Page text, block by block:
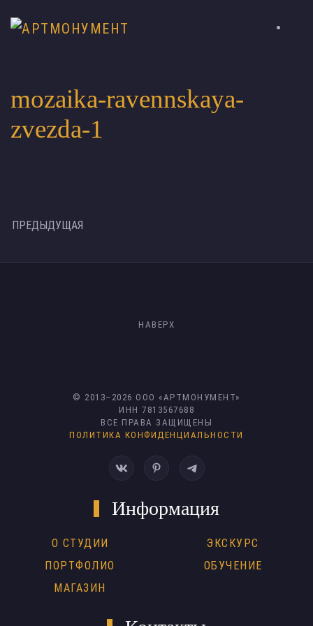
mozaika-ravennskaya-
zvezda-1
ПРЕДЫДУЩАЯ
НАВЕРХ
© 2013– 2026 ООО «АРТМОНУМЕНТ»
ИНН 7813567688
ВСЕ ПРАВА ЗАЩИЩЕНЫ
ПОЛИТИКА КОНФИДЕНЦИАЛЬНОСТИ
Информация
О СТУДИИ
ПОРТФОЛИО
МАГАЗИН
ЭКСКУРС
ОБУЧЕНИЕ